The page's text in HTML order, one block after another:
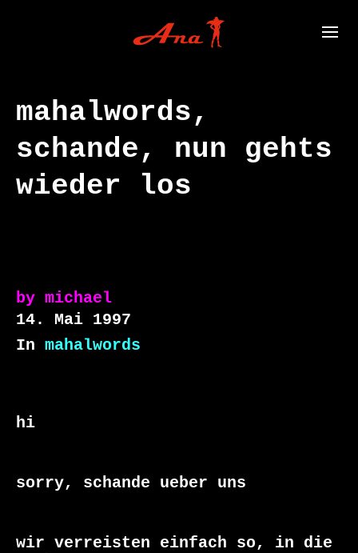
mahalwords,
schande, nun gehts
wieder los
by michael
14. Mai 1997
In mahalwords
hi
sorry, schande ueber uns
wir verreisten einfach so, in die